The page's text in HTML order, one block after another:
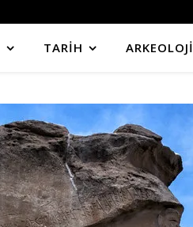
TARİH ARKEOLOJİ